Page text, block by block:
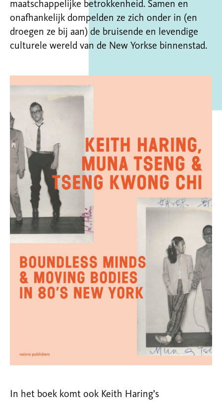
maatschappelijke betrokkenheid. Samen en
onafhankelijk dompelden ze zich onder in (en
droegen ze bij aan) de bruisende en levendige
culturele wereld van de New Yorkse binnenstad.
In het boek komt ook Keith Haring’s